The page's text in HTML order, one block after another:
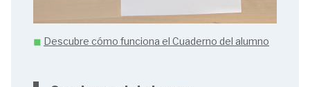
◼︎ Descubre cómo funciona el Cuaderno del alumno